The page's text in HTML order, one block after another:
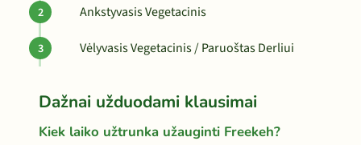
Ankstyvasis Vegetacinis
Vėlyvasis Vegetacinis / Paruoštas Derliui
Dažnai užduodami klausimai
Kiek laiko užtrunka užauginti Freekeh?